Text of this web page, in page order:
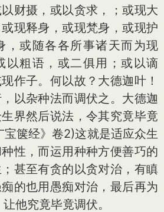
财摄，或以贪求，；或现大
现释身，或现梵身，或现护
，或随各各所事诸天而为现
以粗语，或二俱用；或以谪
作子。何以故？大德迦叶！
以杂种法而调伏之。大德迦
界然后说法，令其究竟毕竟
箧经》卷2)这就是适应众生
性，而运用种种方便善巧的
甚至有贪的以贪对治，有瞋
的也用愚痴对治，最后再为
他究竟毕竟调伏。